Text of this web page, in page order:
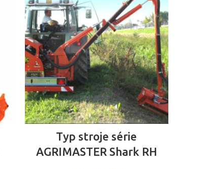
Typ stroje série
AGRIMASTER Shark RH